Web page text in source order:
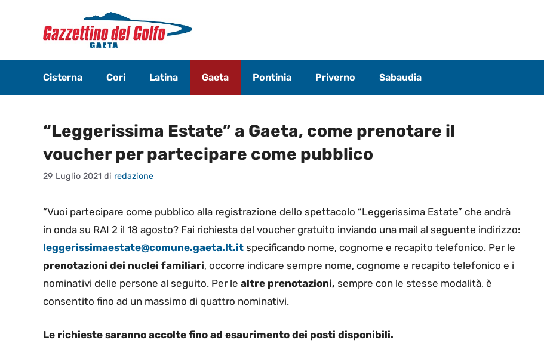
contenuto
Cisterna Cori Latina Gaeta Pontinia Priverno Sabaudia
“Leggerissima Estate” a Gaeta, come prenotare il
voucher per partecipare come pubblico
29 Luglio 2021 di redazione
“Vuoi partecipare come pubblico alla registrazione dello spettacolo “Leggerissima Estate” che andrà
in onda su RAI 2 il 18 agosto? Fai richiesta del voucher gratuito inviando una mail al seguente indirizzo:
leggerissimaestate@comune.gaeta.lt.it specificando nome, cognome e recapito telefonico. Per le
prenotazioni dei nuclei familiari, occorre indicare sempre nome, cognome e recapito telefonico e i
nominativi delle persone al seguito. Per le altre prenotazioni, sempre con le stesse modalità, è
consentito fino ad un massimo di quattro nominativi.
Le richieste saranno accolte fino ad esaurimento dei posti disponibili.